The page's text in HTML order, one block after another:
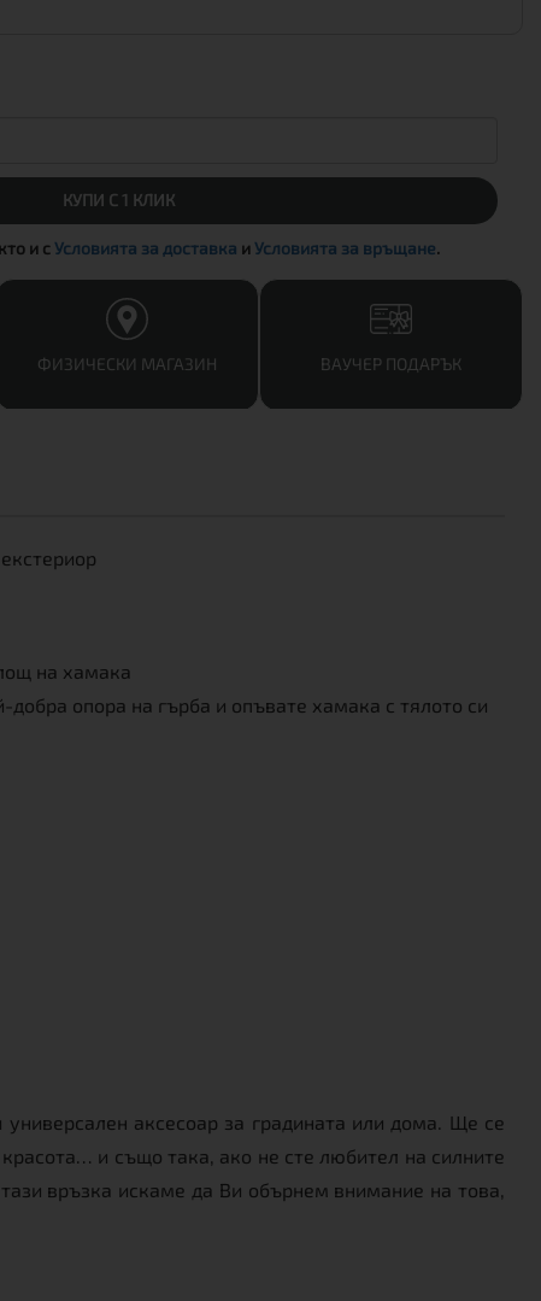
КУПИ С 1 КЛИК
и сУсловията за доставка иУсловията за връщане.
ФИЗИЧЕСКИ МАГАЗИН ВАУЧЕР ПОДАРЪК
на хамака
опора на гърба и опъвате хамака с тялото си
аксесоар за градината или дома. Ще се
и също така, ако не сте любител на силните
връзка искаме да Ви обърнем внимание на това,